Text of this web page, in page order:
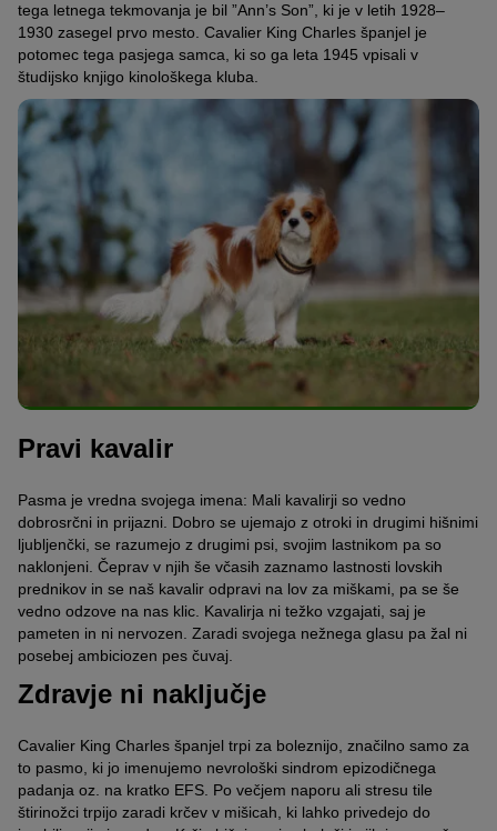
tega letnega tekmovanja je bil ”Ann’s Son”, ki je v letih 1928–
1930 zasegel prvo mesto. Cavalier King Charles španjel je
potomec tega pasjega samca, ki so ga leta 1945 vpisali v
študijsko knjigo kinološkega kluba.
Pravi kavalir
Pasma je vredna svojega imena: Mali kavalirji so vedno
dobrosrčni in prijazni. Dobro se ujemajo z otroki in drugimi hišnimi
ljubljenčki, se razumejo z drugimi psi, svojim lastnikom pa so
naklonjeni. Čeprav v njih še včasih zaznamo lastnosti lovskih
prednikov in se naš kavalir odpravi na lov za miškami, pa se še
vedno odzove na nas klic. Kavalirja ni težko vzgajati, saj je
pameten in ni nervozen. Zaradi svojega nežnega glasu pa žal ni
posebej ambiciozen pes čuvaj.
Zdravje ni naključje
Cavalier King Charles španjel trpi za boleznijo, značilno samo za
to pasmo, ki jo imenujemo nevrološki sindrom epizodičnega
padanja oz. na kratko EFS. Po večjem naporu ali stresu tile
štirinožci trpijo zaradi krčev v mišicah, ki lahko privedejo do